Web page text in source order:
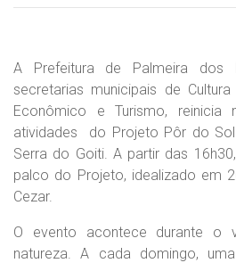
A Prefeitura de Palmeira dos
secretarias municipais de
Econômico e Turismo, reinicia
atividades do Projeto Pôr do Sol
Serra do Goiti. A partir das
palco do Projeto, idealizado em
Cezar.
O evento acontece durante o
natureza. A cada domingo,